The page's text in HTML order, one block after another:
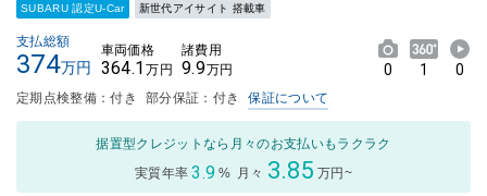
SUBARU 認定U-Car 新世代アイサイト 搭載車
支払総額
374万円
車両価格
364.1 万円
諸費用
9.9万円 0 1 0
定期点検整備：付き 部分保証：付き 保証について
据置型クレジットなら月々のお支払いもラクラク
実質年率 3.9 % 月々 3.85 万円~